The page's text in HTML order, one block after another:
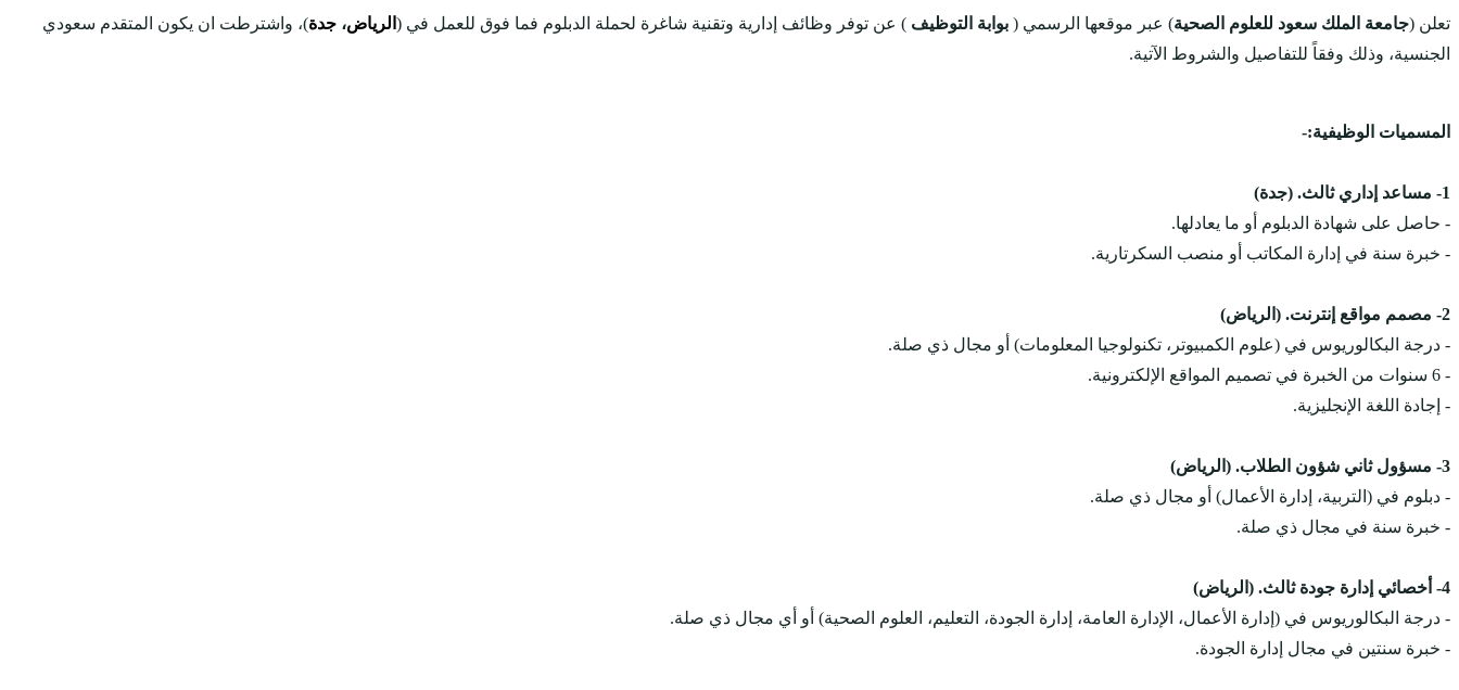
تعلن (جامعة الملك سعود للعلوم الصحية) عبر موقعها الرسمي ( بوابة التوظيف ) عن توفر وظائف إدارية وتقنية شاغرة لحملة الدبلوم فما فوق للعمل في ( الرياض، جدة)، واشترطت ان يكون المتقدم سعودي
الجنسية، وذلك وفقاً للتفاصيل والشروط الآتية.
المسميات الوظيفية:-
1- مساعد إداري ثالث. (جدة)
- حاصل على شهادة الدبلوم أو ما يعادلها.
- خبرة سنة في إدارة المكاتب أو منصب السكرتارية.
2- مصمم مواقع إنترنت. (الرياض)
- درجة البكالوريوس في (علوم الكمبيوتر، تكنولوجيا المعلومات) أو مجال ذي صلة.
- 6 سنوات من الخبرة في تصميم المواقع الإلكترونية.
- إجادة اللغة الإنجليزية.
3- مسؤول ثاني شؤون الطلاب. (الرياض)
- دبلوم في (التربية، إدارة الأعمال) أو مجال ذي صلة.
- خبرة سنة في مجال ذي صلة.
4- أخصائي إدارة جودة ثالث. (الرياض)
- درجة البكالوريوس في (إدارة الأعمال، الإدارة العامة، إدارة الجودة، التعليم، العلوم الصحية) أو أي مجال ذي صلة.
- خبرة سنتين في مجال إدارة الجودة.